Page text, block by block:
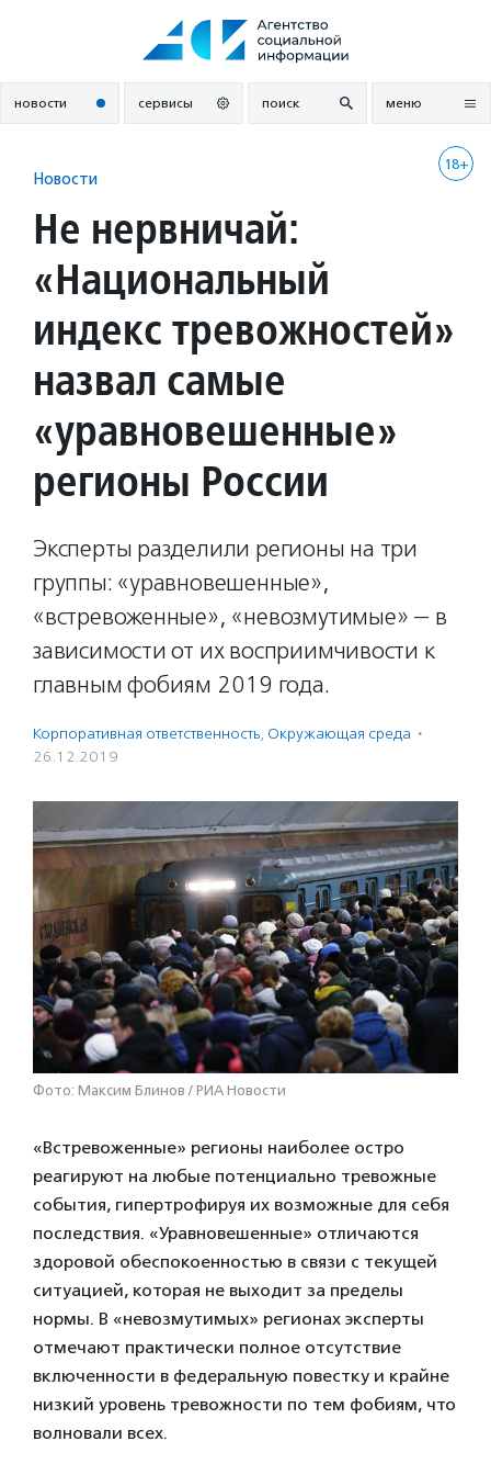
новости сервисы поиск меню
18+
Новости
Не нервничай:
«Национальный
индекс тревожностей»
назвал самые
«уравновешенные»
регионы России
Эксперты разделили регионы на три
группы: «уравновешенные»,
«встревоженные», «невозмутимые» — в
зависимости от их восприимчивости к
главным фобиям 2019 года.
Корпоративная ответственность, Окружающая среда ·
26.12.2019
Фото: Максим Блинов / РИА Новости
«Встревоженные» регионы наиболее остро
реагируют на любые потенциально тревожные
события, гипертрофируя их возможные для себя
последствия. «Уравновешенные» отличаются
здоровой обеспокоенностью в связи с текущей
ситуацией, которая не выходит за пределы
нормы. В «невозмутимых» регионах эксперты
отмечают практически полное отсутствие
включенности в федеральную повестку и крайне
низкий уровень тревожности по тем фобиям, что
волновали всех.